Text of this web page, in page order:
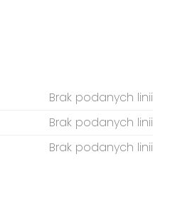
Brak podanych linii
Brak podanych linii
Brak podanych linii